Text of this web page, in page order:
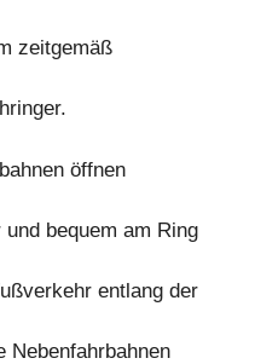
zeitgemäß
öffnen
bequem am Ring
entlang der
Nebenfahrbahnen